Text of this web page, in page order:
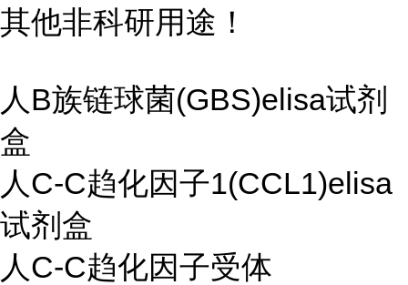
其他非科研用途！
人B族链球菌(GBS)elisa试剂
盒
人C-C趋化因子1(CCL1)elisa
试剂盒
人C-C趋化因子受体